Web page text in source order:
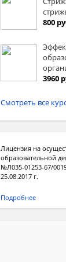
800
3960
Смотреть все
Лицензия на
образовательной
№Л035-01253-67/
25.08.2017 г.
Подробнее